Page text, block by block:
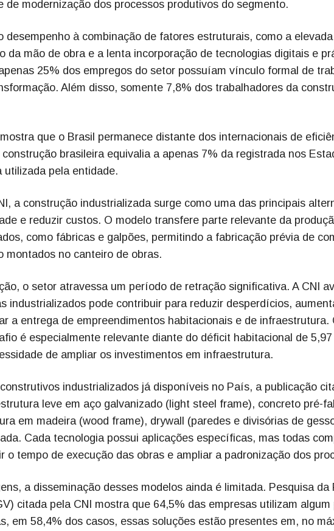
de modernização dos processos produtivos do segmento.
desempenho à combinação de fatores estruturais, como a
da mão de obra e a lenta incorporação de tecnologias digitais e
25% dos empregos do setor possuíam vínculo formal de
Além disso, somente 7,8% dos trabalhadores da
que o Brasil permanece distante dos internacionais de
brasileira equivalia a apenas 7% da registrada nos
utilizada pela entidade.
a construção industrializada surge como uma das principais
e reduzir custos. O modelo transfere parte relevante da
como fábricas e galpões, permitindo a fabricação prévia de
montados no canteiro de obras.
o setor atravessa um período de retração significativa. A CNI
industrializados pode contribuir para reduzir desperdícios,
a entrega de empreendimentos habitacionais e de infraestrutura.
é especialmente relevante diante do déficit habitacional de
de ampliar os investimentos em infraestrutura.
industrializados já disponíveis no País, a publicação
leve em aço galvanizado (light steel frame), concreto pré-
em madeira (wood frame), drywall (paredes e divisórias de
Cada tecnologia possui aplicações específicas, mas todas
o tempo de execução das obras e ampliar a padronização dos
a disseminação desses modelos ainda é limitada. Pesquisa da
citada pela CNI mostra que 64,5% das empresas utilizam algum
em 58,4% dos casos, essas soluções estão presentes em, no